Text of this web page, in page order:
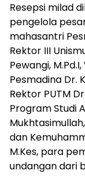
Resepsi milad
pengelola
mahasantri
Rektor III
Pewangi,
Pesmadina Dr.
Rektor PUTM
Program Studi
dan
M.Kes, para
undangan dari